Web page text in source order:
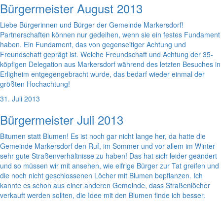
Bürgermeister August 2013
Liebe Bürgerinnen und Bürger der Gemeinde Markersdorf!
Partnerschaften können nur gedeihen, wenn sie ein festes Fundament
haben. Ein Fundament, das von gegenseitiger Achtung und
Freundschaft geprägt ist. Welche Freundschaft und Achtung der 35-
köpfigen Delegation aus Markersdorf während des letzten Besuches in
Erligheim entgegengebracht wurde, das bedarf wieder einmal der
größten Hochachtung!
31. Juli 2013
Bürgermeister Juli 2013
Bitumen statt Blumen! Es ist noch gar nicht lange her, da hatte die
Gemeinde Markersdorf den Ruf, im Sommer und vor allem im Winter
sehr gute Straßenverhältnisse zu haben! Das hat sich leider geändert
und so müssen wir mit ansehen, wie eifrige Bürger zur Tat greifen und
die noch nicht geschlossenen Löcher mit Blumen bepflanzen. Ich
kannte es schon aus einer anderen Gemeinde, dass Straßenlöcher
verkauft werden sollten, die Idee mit den Blumen finde ich besser.